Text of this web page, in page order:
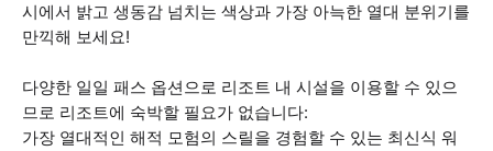
시에서 밝고 생동감 넘치는 색상과 가장 아늑한 열대 분위기를
만끽해 보세요!
다양한 일일 패스 옵션으로 리조트 내 시설을 이용할 수 있으
므로 리조트에 숙박할 필요가 없습니다:
가장 열대적인 해적 모험의 스릴을 경험할 수 있는 최신식 워